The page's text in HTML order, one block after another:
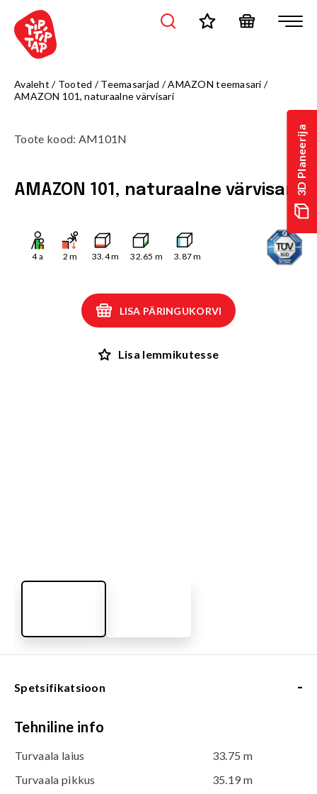
3D Planeerija
Avaleht / Tooted /Teemasarjad /AMAZON teemasari /
AMAZON 101, naturaalne värvisari
Toote kood: AM101N
AMAZON 101, naturaalne värvisari
4a 2 m 33.4m 32.65 m 3.87m
LISA PÄRINGUKORVI
Lisa lemmikutesse
Spetsifikatsioon -
Tehniline info
Turvaala laius
33.75 m
Turvaala pikkus
35.19 m